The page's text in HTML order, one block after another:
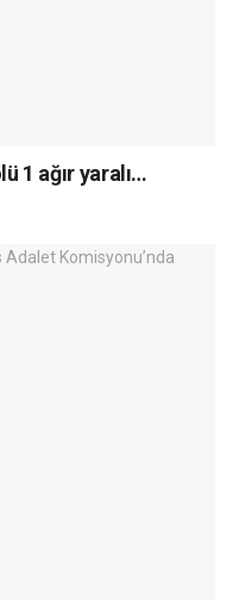
1 ağır yaralı…